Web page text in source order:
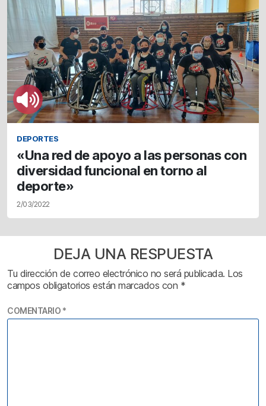
DEPORTES
«Una red de apoyo a las personas con
diversidad funcional en torno al
deporte»
2/03/2022
DEJA UNA RESPUESTA
Tu dirección de correo electrónico no será publicada. Los
campos obligatorios están marcados con *
COMENTARIO *